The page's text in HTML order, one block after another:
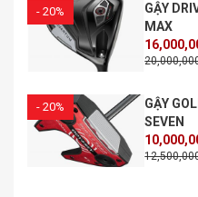
- 20%
GẬY
MAX
- 20%
GẬY
SEVEN